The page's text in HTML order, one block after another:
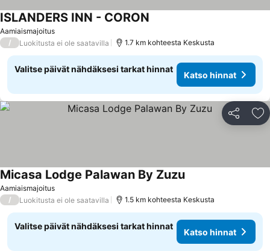
Aamiaismajoitus
ISLANDERS INN - CORON
/ Luokitusta ei ole saatavilla 1.7 km kohteesta Keskusta
Valitse päivät nähdäksesi tarkat hinnat
Katso hinnat
Jaa
Aamiaismajoitus
Micasa Lodge Palawan By ZuzuKatso hinnat
/ Luokitusta ei ole saatavilla 1.5 km kohteesta Keskusta
Valitse päivät nähdäksesi tarkat hinnat
Katso hinnat